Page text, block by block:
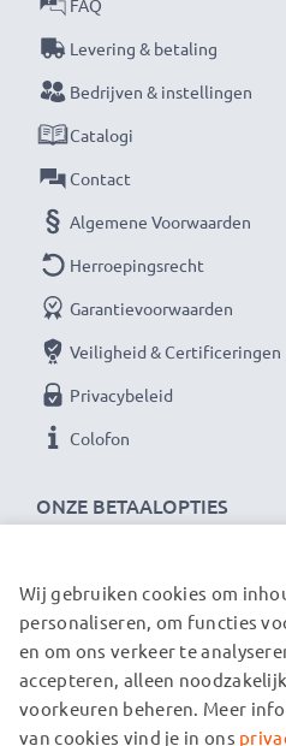
ONZE BETAALOPTIES
FAQ
Levering & betaling
Bedrijven & instellingen
Catalogi
Contact
Algemene Voorwaarden
Herroepingsrecht
Garantievoorwaarden
Veiligheid & Certificeringen
Privacybeleid
Colofon
ONZE VERZENDPARTNERS
© subtel.nl 2026
Alle prijzen zijn inclusief btw en
Houd er rekening mee dat alle
Wij gebruiken cookies om
personaliseren, om functies
en om ons verkeer te
accepteren, alleen
voorkeuren beheren. Meer
van cookies vind je in ons